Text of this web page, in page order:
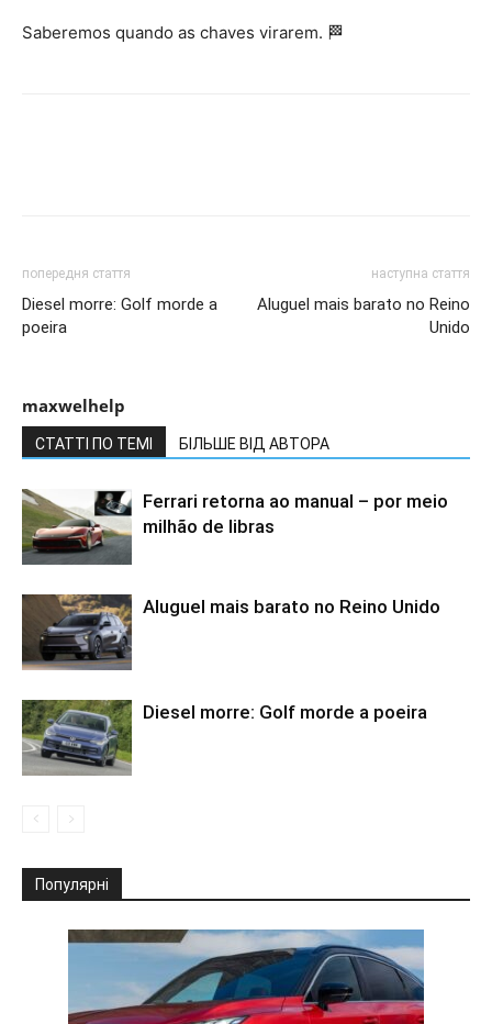
Saberemos quando as chaves virarem. 🏁
попередня стаття
Diesel morre: Golf morde a
poeira
наступна стаття
Aluguel mais barato no Reino
Unido
maxwelhelp
СТАТТІ ПО ТЕМІ БІЛЬШЕ ВІД АВТОРА
Ferrari retorna ao manual – por meio
milhão de libras
Aluguel mais barato no Reino Unido
Diesel morre: Golf morde a poeira
Популярні